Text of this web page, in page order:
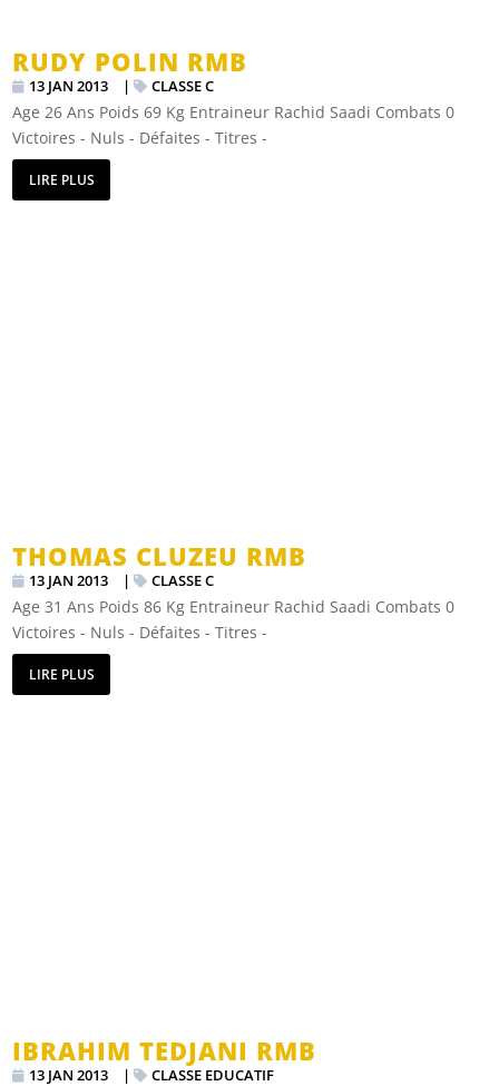
RUDY POLIN RMB
13 JAN 2013 | CLASSE C
Age 26 Ans Poids 69 Kg Entraineur Rachid Saadi Combats 0
Victoires - Nuls - Défaites - Titres -
LIRE PLUS
THOMAS CLUZEU RMB
13 JAN 2013 | CLASSE C
Age 31 Ans Poids 86 Kg Entraineur Rachid Saadi Combats 0
Victoires - Nuls - Défaites - Titres -
LIRE PLUS
IBRAHIM TEDJANI RMB
13 JAN 2013 | CLASSE EDUCATIF